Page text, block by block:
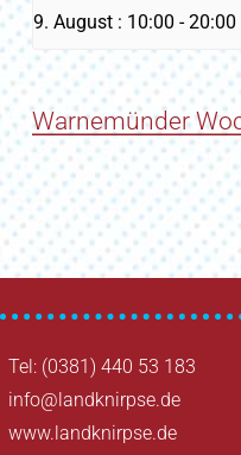
9. August : 10:00 - 20:00
Warnemünder
Tel: (0381) 440 53 183
info@landknirpse.de
www.landknirpse.de